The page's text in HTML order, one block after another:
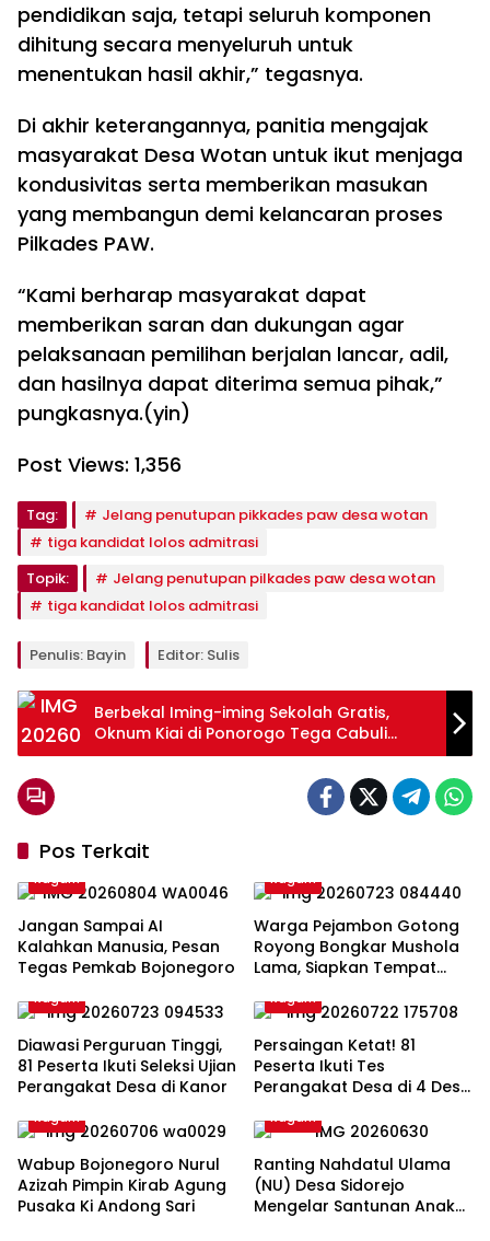
pendidikan saja, tetapi seluruh komponen
dihitung secara menyeluruh untuk
menentukan hasil akhir,” tegasnya.
Di akhir keterangannya, panitia mengajak
masyarakat Desa Wotan untuk ikut menjaga
kondusivitas serta memberikan masukan
yang membangun demi kelancaran proses
Pilkades PAW.
“Kami berharap masyarakat dapat
memberikan saran dan dukungan agar
pelaksanaan pemilihan berjalan lancar, adil,
dan hasilnya dapat diterima semua pihak,”
pungkasnya.(yin)
Post Views: 1,356
Tag:
Jelang penutupan pikkades paw desa wotan
tiga kandidat lolos admitrasi
Topik:
Jelang penutupan pilkades paw desa wotan
tiga kandidat lolos admitrasi
Penulis: Bayin Editor: Sulis
Berbekal Iming-iming Sekolah Gratis,
Oknum Kiai di Ponorogo Tega Cabuli
Belasan Santri
Pos Terkait
Ragam
Jangan Sampai AI
Kalahkan Manusia, Pesan
Tegas Pemkab Bojonegoro
Ragam
Warga Pejambon Gotong
Royong Bongkar Mushola
Lama, Siapkan Tempat
Ragam
Diawasi Perguruan Tinggi,
81 Peserta Ikuti Seleksi Ujian
Perangakat Desa di Kanor
Ragam
Persaingan Ketat! 81
Peserta Ikuti Tes
Perangakat Desa di 4 Desa
Ragam
Wabup Bojonegoro Nurul
Azizah Pimpin Kirab Agung
Pusaka Ki Andong Sari
Ragam
Ranting Nahdatul Ulama
(NU) Desa Sidorejo
Mengelar Santunan Anak